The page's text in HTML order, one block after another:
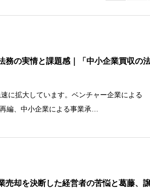
務の実情と課題感｜「中小企業買収の
に拡大しています。ベンチャー企業による
編、中小企業による事業承…
売却を決断した経営者の苦悩と葛藤、